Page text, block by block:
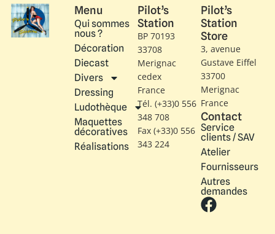
Menu
Qui sommes
nous ?
Décoration
Diecast
Divers
Dressing
Ludothèque
Maquettes
décoratives
Réalisations
Pilot’s
Station
BP 70193
33708
Merignac
cedex
France
Tél. (+33)0 556
348 708
Fax (+33)0 556
343 224
Pilot’s
Station
Store
3, avenue
Gustave Eiffel​
33700
Merignac
France
Contact
Service
clients / SAV
Atelier
Fournisseurs
Autres
demandes